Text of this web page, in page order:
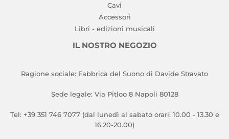
Cavi
Accessori
Libri - edizioni musicali
IL NOSTRO NEGOZIO
Ragione sociale: Fabbrica del Suono di Davide Stravato
Sede legale: Via Pitloo 8 Napoli 80128
Tel: +39 351 746 7077 (dal lunedì al sabato orari: 10.00 - 13.30 e
16.20-20.00)